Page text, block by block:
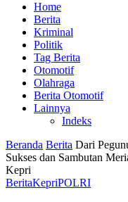
Home
Berita
Kriminal
Politik
Tag Berita
Otomotif
Olahraga
Berita Otomotif
Lainnya
Indeks
Beranda Berita Dari
Sukses dan Sambutan
Kepri
BeritaKepriPOLRI